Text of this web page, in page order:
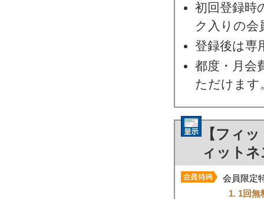
初回登録時
ク入りの会
登録後は専
都度・月会
ただけます
【フィ
ィット
会員限定
1回無